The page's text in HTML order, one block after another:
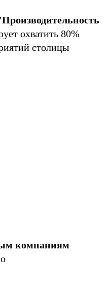
охватить 80%
столицы
компаниям